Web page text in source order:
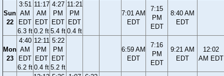
Sun
22
3:51
AM
EDT
6.3 ft
11:17
AM
EDT
0.2 ft
4:27
PM
EDT
5.4 ft
11:21
PM
EDT
0.4 ft
7:01 AM
EDT
7:15
PM
EDT
8:40 AM
EDT
Mon
23
4:40
AM
EDT
6.2 ft
12:11
PM
EDT
0.4 ft
5:22
PM
EDT
5.2 ft
6:59 AM
EDT
7:16
PM
EDT
9:21 AM
EDT
12:02
AM EDT